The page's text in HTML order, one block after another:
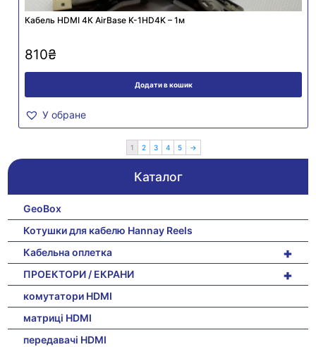
Кабель HDMI 4К AirBase K-1HD4K – 1м
810₴
Додати в кошик
У обране
1 2 3 4 5 →
Каталог
GeoBox
Котушки для кабелю Hannay Reels
+
Кабельна оплетка
+
ПРОЕКТОРИ / ЕКРАНИ
комутатори HDMI
матриці HDMI
передавачі HDMI